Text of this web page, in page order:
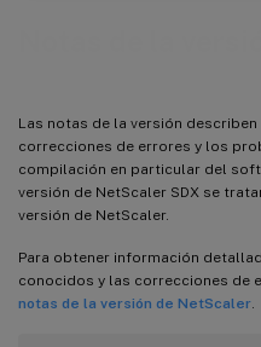
Las notas de la versión
correcciones de errores y los
compilación en particular del
versión de NetScaler SDX se
versión de NetScaler.
Para obtener información
conocidos y las correcciones de
notas de la versión de NetScaler